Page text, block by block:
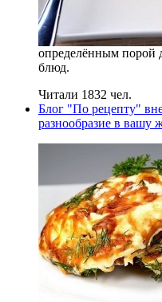
определённым порой
блюд.
Читали 1832 чел.
Блог "По рецепту"
разнообразие в вашу